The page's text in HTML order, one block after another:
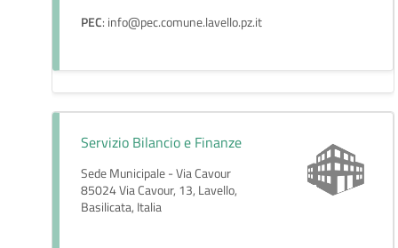
PEC: info@pec.comune.lavello.pz.it
Servizio Bilancio e Finanze
Sede Municipale - Via Cavour
85024 Via Cavour, 13, Lavello,
Basilicata, Italia